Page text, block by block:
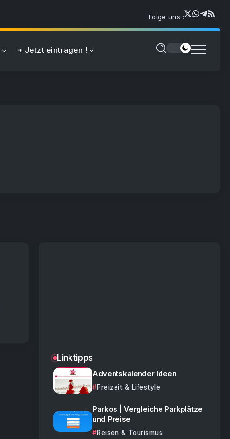
Folge uns :
+ Jetzt eintragen !
Linktipps
Adventskalender Ideen
Freizeit & Lifestyle
Parkos | Vergleiche Parkplätze
und Preise
Reisen & Tourismus